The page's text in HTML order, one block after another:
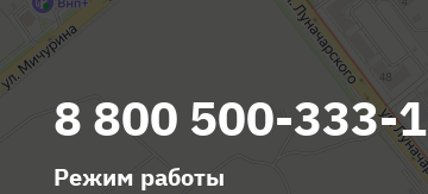
8 800 500-333-1
Режим работы